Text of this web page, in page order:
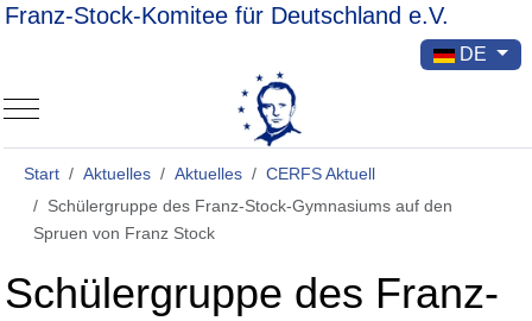
Franz-Stock-Komitee für Deutschland e.V.
Sprache
DE
Mobile Menu Toggle
Start Aktuelles Aktuelles
CERFS Aktuell
Schülergruppe des Franz-Stock-Gymnasiums auf den
Spruen von Franz Stock
Schülergruppe des Franz-